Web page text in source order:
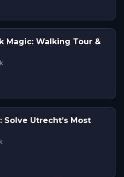
Magic: Walking Tour &
Solve Utrecht’s Most